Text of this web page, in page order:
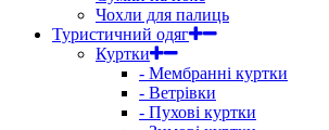
Чохли для палиць
Туристичний одяг
Куртки
- Мембранні куртки
- Ветрівки
- Пухові куртки